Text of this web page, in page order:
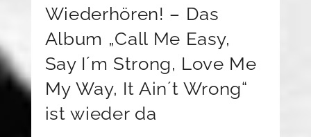
Wiederhören! – Das
Album „Call Me Easy,
Say I´m Strong, Love Me
My Way, It Ain´t Wrong“
ist wieder da